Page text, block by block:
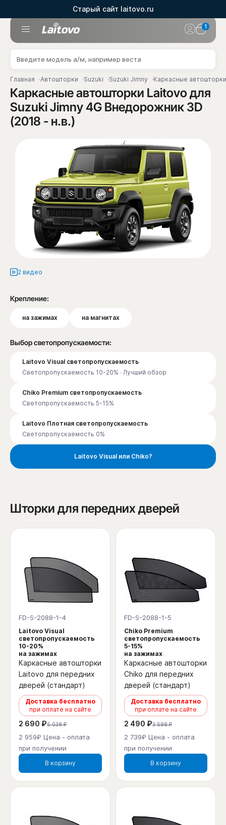
Старый сайт laitovo.ru
1
Главная Автошторки Suzuki Suzuki Jimny Каркасные
Каркасные автошторки Laitovo для
Suzuki Jimny 4G Внедорожник 3D
(2018 - н.в.)
2 видео
Крепление:
на зажимах на магнитах
Выбор светопропускаемости:
Laitovo Visual светопропускаемость
Светопропускаемость 10-20% · Лучший обзор
Chiko Premium светопропускаемость
Светопропускаемость 5-15%
Laitovo Плотная светопропускаемость
Светопропускаемость 0%
Laitovo Visual или Chiko?
Шторки для передних дверей
FD-S-2088-1-4
Laitovo Visual
светопропускаемость
10-20%
на зажимах
Каркасные автошторки
Laitovo для передних
дверей (стандарт)
Доставка бесплатно
при оплате на сайте
2 690 ₽5 038 ₽
2 959₽ Цена - оплата
при получении
В корзину
FD-S-2088-1-5
Chiko Premium
светопропускаемость
5-15%
на зажимах
Каркасные автошторки
Chiko для передних
дверей (стандарт)
Доставка бесплатно
при оплате на сайте
2 490 ₽3 598 ₽
2 739₽ Цена - оплата
при получении
В корзину